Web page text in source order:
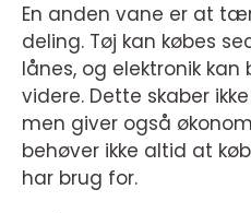
En anden vane er at
deling. Tøj kan købes
lånes, og elektronik
videre. Dette skaber
men giver også
behøver ikke altid at
har brug for.